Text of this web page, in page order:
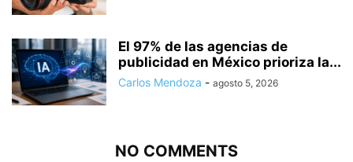
El 97% de las agencias de
publicidad en México prioriza la...
Carlos Mendoza - agosto 5, 2026
NO COMMENTS